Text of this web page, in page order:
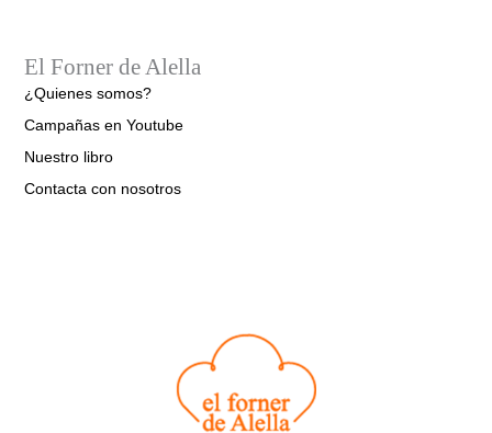
El Forner de Alella
¿Quienes somos?
Campañas en Youtube
Nuestro libro
Contacta con nosotros